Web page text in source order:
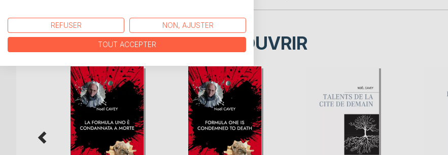
D’AUTRES TITRES À DÉCOUVRIR
REFUSER NON, AJUSTER
TOUT ACCEPTER